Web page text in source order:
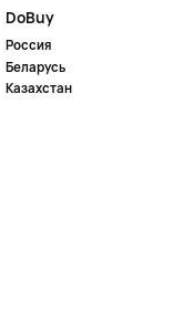
DoBuy
Россия
Беларусь
Казахстан